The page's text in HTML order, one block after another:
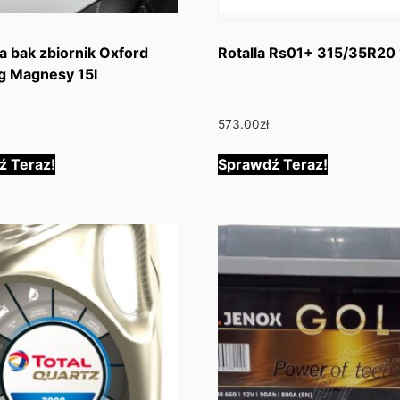
bak zbiornik Oxford
Magnesy 15l
Teraz!
Rotalla Rs01+ 315/35R20
573.00zł
Sprawdź Teraz!